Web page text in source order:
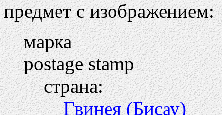
предмет с изображением:
марка
postage stamp
страна:
Гвинея (Бисау)